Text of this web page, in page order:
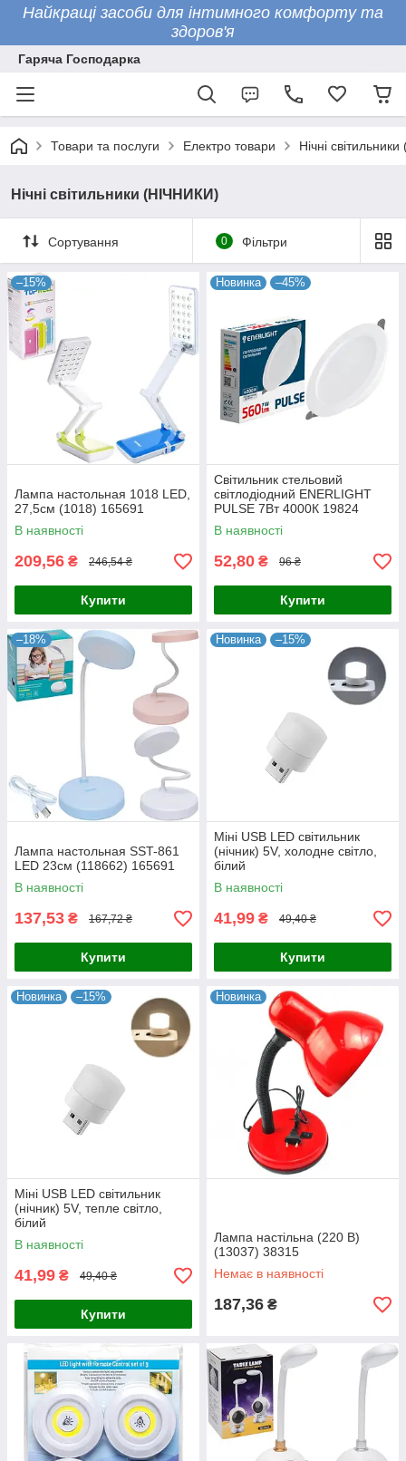
Найкращі засоби для інтимного комфорту та
здоров'я
Гаряча Господарка
Товари та послуги Електро товари Нічні
Нічні світильники (НІЧНИКИ)
Сортування 0 Фільтри
–15%
Лампа настольная 1018 LED,
27,5см (1018) 165691
В наявності
209,56 ₴ 246,54 ₴
Купити
Новинка –45%
Cвітильник стельовий
світлодіодний ENERLIGHT
PULSE 7Вт 4000К 19824
В наявності
52,80 ₴ 96 ₴
Купити
–18%
Лампа настольная SST-861
LED 23см (118662) 165691
В наявності
137,53 ₴ 167,72 ₴
Купити
Новинка –15%
Міні USB LED світильник
(нічник) 5V, холодне світло,
білий
В наявності
41,99 ₴ 49,40 ₴
Купити
Новинка –15%
Міні USB LED світильник
(нічник) 5V, тепле світло,
білий
В наявності
41,99 ₴ 49,40 ₴
Купити
Новинка
Лампа настільна (220 В)
(13037) 38315
Немає в наявності
187,36 ₴